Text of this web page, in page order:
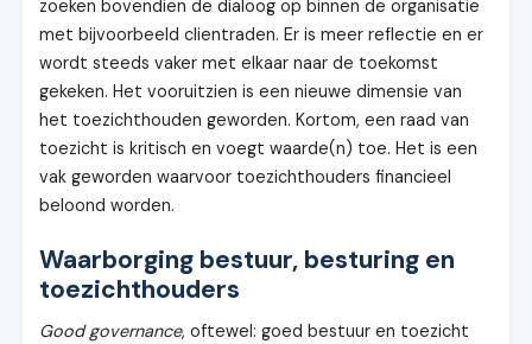
zoeken bovendien de dialoog op binnen de organisatie
met bijvoorbeeld clientraden. Er is meer reflectie en er
wordt steeds vaker met elkaar naar de toekomst
gekeken. Het vooruitzien is een nieuwe dimensie van
het toezichthouden geworden. Kortom, een raad van
toezicht is kritisch en voegt waarde(n) toe. Het is een
vak geworden waarvoor toezichthouders financieel
beloond worden.
Waarborging bestuur, besturing en
toezichthouders
Good governance, oftewel: goed bestuur en toezicht